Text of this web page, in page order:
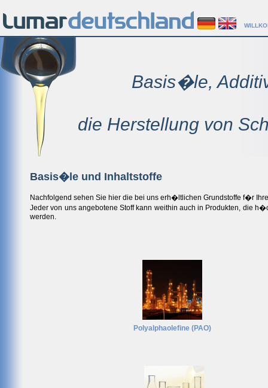
Basis�le,
die Herstellung von
Basis�le und Inhaltstoffe
Nachfolgend sehen Sie hier die bei uns erh�ltlichen Grundstoffe f�r
Jeder von uns angebotene Stoff kann weithin auch in Produkten, die
werden.
Polyalphaolefine (PAO)